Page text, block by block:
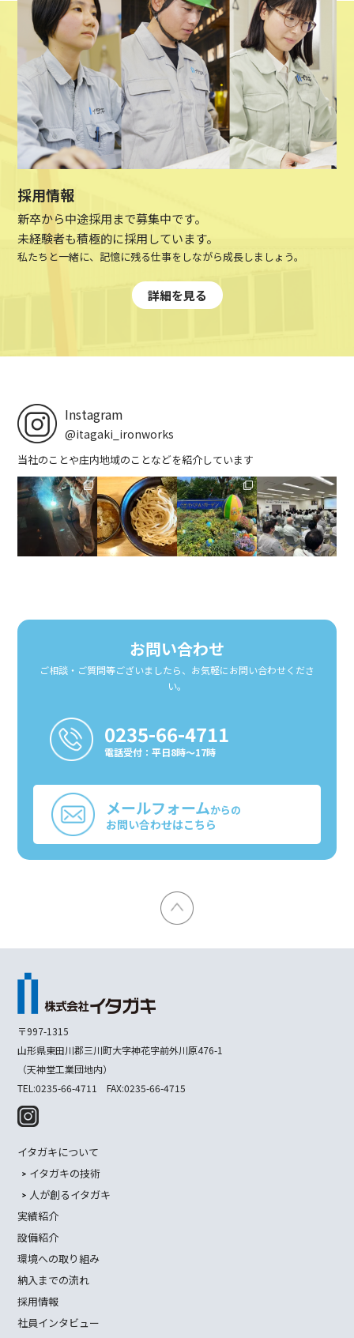
採用情報
新卒から中途採用まで募集中です。
未経験者も積極的に採用しています。
私たちと一緒に、記憶に残る仕事をしながら成長しましょう。
詳細を見る
Instagram
@itagaki_ironworks
当社のことや庄内地域のことなどを紹介しています
お問い合わせ
ご相談・ご質問等ございましたら、お気軽にお問い合わせくださ
い。
0235-66-4711
電話受付：平日8時〜17時
メールフォームからの
お問い合わせはこちら
〒997-1315
山形県東田川郡三川町大字神花字前外川原476-1
（天神堂工業団地内）
TEL:0235-66-4711 FAX:0235-66-4715
イタガキについて
イタガキの技術
人が創るイタガキ
実績紹介
設備紹介
環境への取り組み
納入までの流れ
採用情報
社員インタビュー